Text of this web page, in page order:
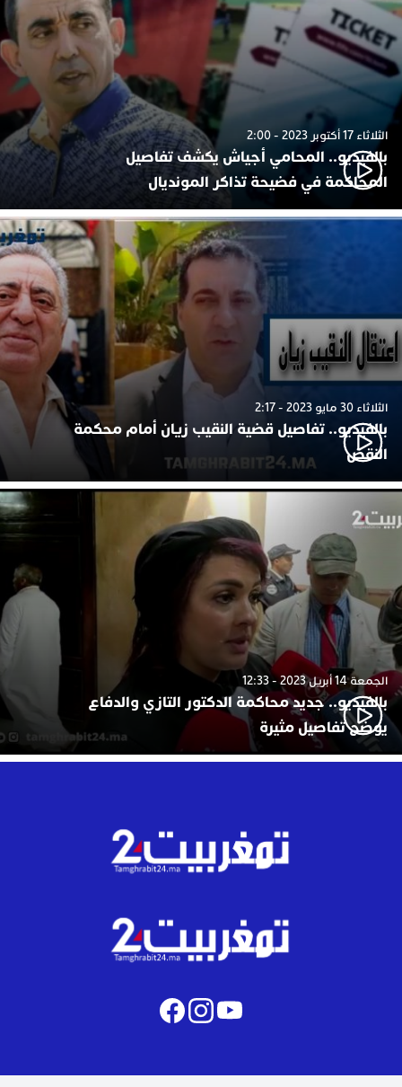
الثلاثاء 17 أكتوبر 2023 - 2:00
بالفيديو.. المحامي أجياش يكشف تفاصيل
المحاكمة في فضيحة تذاكر المونديال
الثلاثاء 30 مايو 2023 - 2:17
بالفيديو.. تفاصيل قضية النقيب زيان أمام محكمة
النقض
الجمعة 14 أبريل 2023 - 12:33
بالفيديو.. جديد محاكمة الدكتور التازي والدفاع
يوضح تفاصيل مثيرة